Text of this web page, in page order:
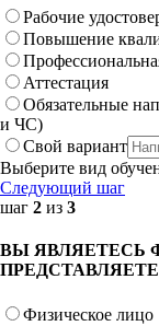
Рабочие
Повышение
Аттестация
Обязательные
и ЧС)
Свой вариант
Выберите вид
Следующий шаг
шаг 2 из 3
ВЫ ЯВЛЯЕТЕСЬ
Физическое лицо